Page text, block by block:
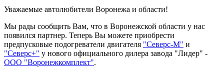
Уважаемые автолюбители Воронежа и области!
Мы рады сообщить Вам, что в Воронежской области у нас
появился партнер. Теперь Вы можете приобрести
предпусковые подогреватели двигателя "Северс-М" и
"Северс+" у нового официального дилера завода "Лидер" -
ООО "Воронежкомплект".